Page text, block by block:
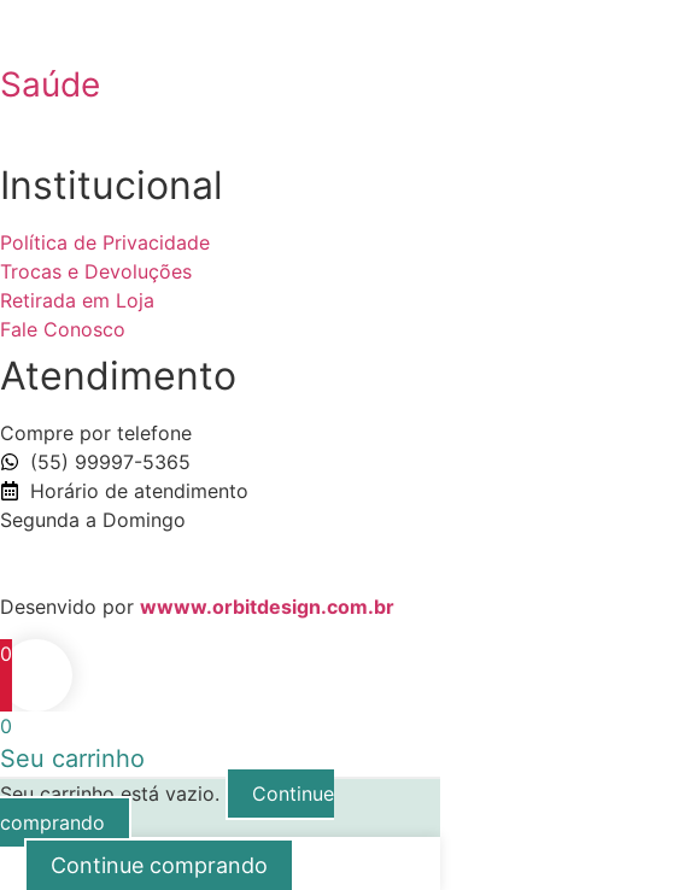
Saúde
Institucional
Política de Privacidade
Trocas e Devoluções
Retirada em Loja
Fale Conosco
Atendimento
Compre por telefone
(55) 99997-5365
Horário de atendimento
Segunda a Domingo
Desenvido por wwww.orbitdesign.com.br
0
0
Seu carrinho
Seu carrinho está vazio.
Continue
comprando
Continue comprando